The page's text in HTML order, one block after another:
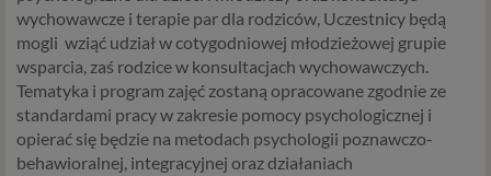
wychowawcze i terapie par dla rodziców, Uczestnicy będą
mogli wziąć udział w cotygodniowej młodzieżowej grupie
wsparcia, zaś rodzice w konsultacjach wychowawczych.
Tematyka i program zajęć zostaną opracowane zgodnie ze
standardami pracy w zakresie pomocy psychologicznej i
opierać się będzie na metodach psychologii poznawczo-
behawioralnej, integracyjnej oraz działaniach